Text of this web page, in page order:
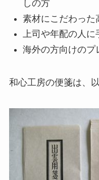
しの方
素材にこだわった
上司や年配の人に
海外の方向けのプ
和心工房の便箋は、